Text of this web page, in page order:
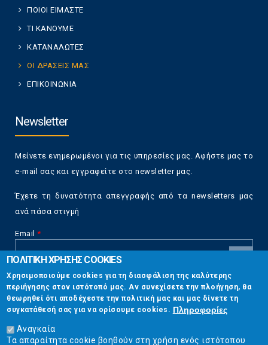
ΠΟΙΟΙ ΕΙΜΑΣΤΕ
ΤΙ ΚΑΝΟΥΜΕ
ΚΑΤΑΝΑΛΩΤΕΣ
ΟΙ ΔΡΑΣΕΙΣ ΜΑΣ
ΕΠΙΚΟΙΝΩΝΙΑ
Newsletter
Μείνετε ενημερωμένοι για τις υπηρεσίες μας. Αφήστε μας το
e-mail σας και εγγραφείτε στο newsletter μας.
Έχετε τη δυνατότητα απεγγραφής από τα newsletters μας
ανά πάσα στιγμή
Email *
CAPTCHA
This
question is
for testing
whether or
not you are a
human visitor
Επικοινωνία
Στουρνάρη 17, Αθήνα 10683
ΠΟΛΙΤΙΚΗ ΧΡΗΣΗΣ COOKIES
Χρησιμοποιούμε cookies για τη διασφάλιση της καλύτερης
περιήγησης στον ιστότοπό μας. Αν συνεχίσετε την πλοήγηση, θα
θεωρηθεί ότι αποδέχεστε την πολιτική μας και μας δίνετε τη
συγκατάθεσή σας για να ορίσουμε cookies. Πληροφορίες
Αναγκαία
Τα απαραίτητα cookie βοηθούν στη χρήση ενός ιστότοπου